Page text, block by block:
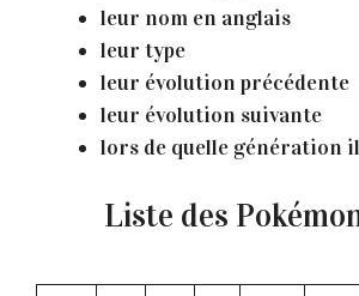
leur nom en anglais
leur type
leur évolution précédente
leur évolution suivante
lors de quelle génération
Liste des